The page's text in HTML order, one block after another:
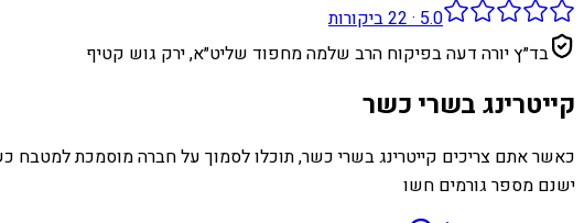
5.0
·
22ביקורות
בד״ץ יורה דעה בפיקוח הרב שלמה מחפוד שליט״א, ירק גוש קטיף
קייטרינג בשרי כשר
כאשר אתם צריכים קייטרינג בשרי כשר, תוכלו לסמוך על חברה מוסמכת למטבח
ישנם מספר גורמים חשו